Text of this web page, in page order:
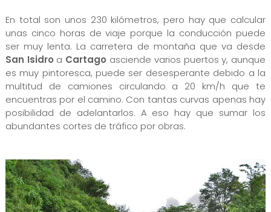
En total son unos 230 kilómetros, pero hay que calcular
unas cinco horas de viaje porque la conducción puede
ser muy lenta. La carretera de montaña que va desde
San Isidro a Cartago asciende varios puertos y, aunque
es muy pintoresca, puede ser desesperante debido a la
multitud de camiones circulando a 20 km/h que te
encuentras por el camino. Con tantas curvas apenas hay
posibilidad de adelantarlos. A eso hay que sumar los
abundantes cortes de tráfico por obras.